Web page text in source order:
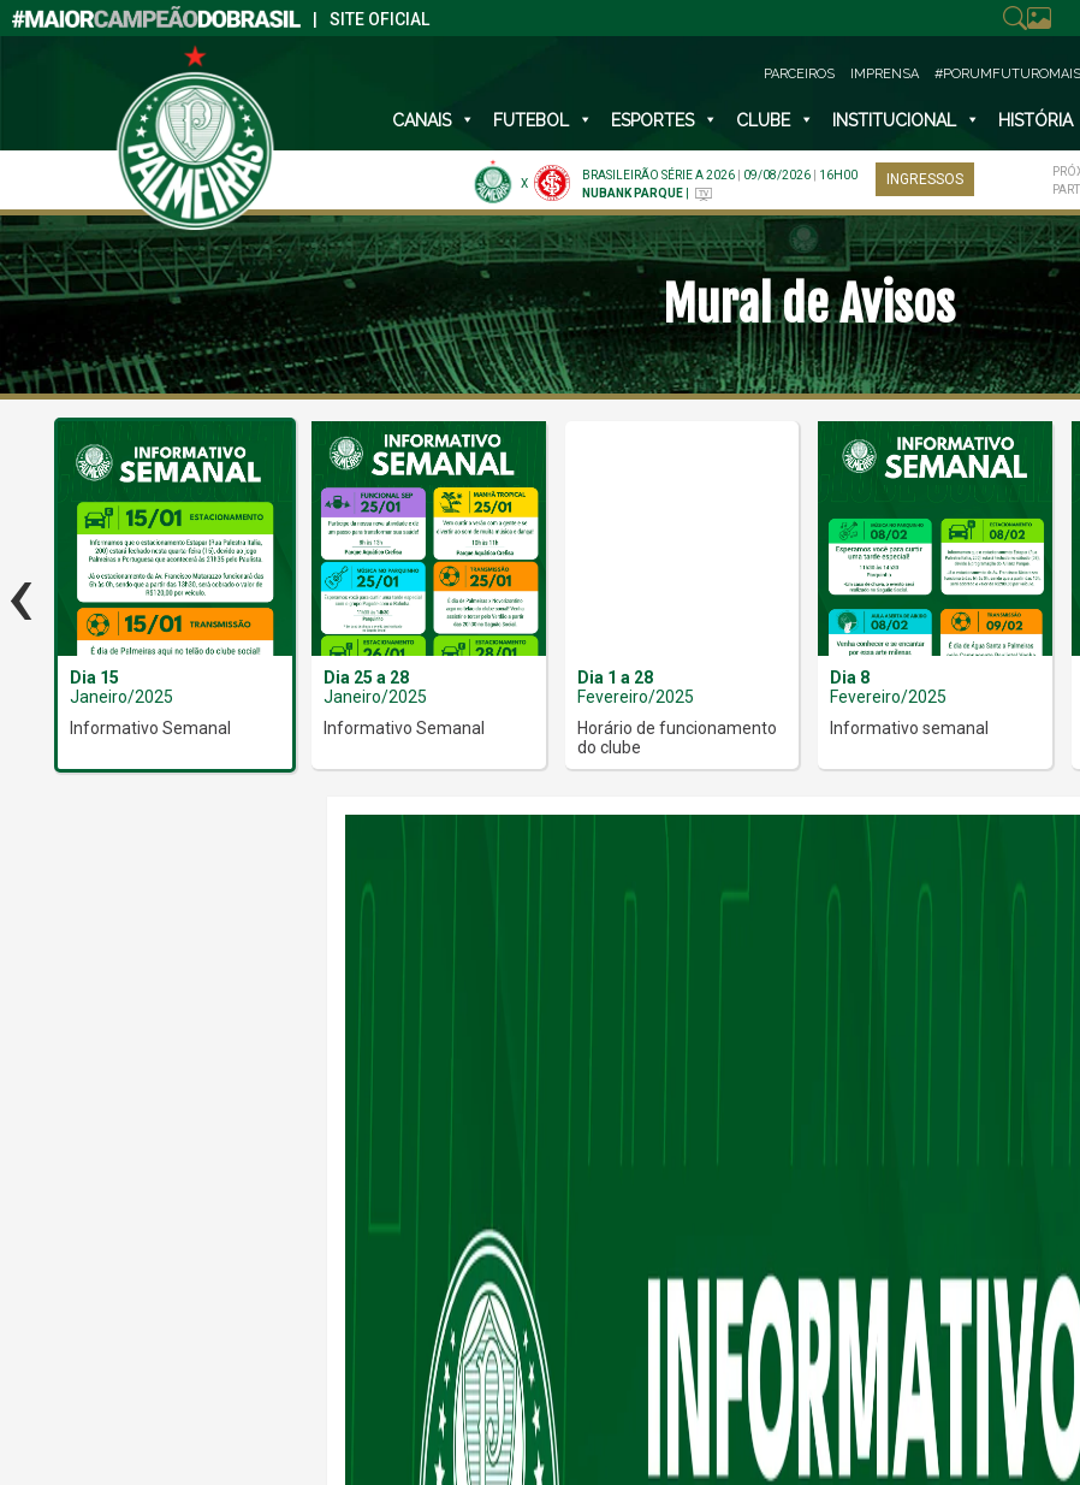
SITE OFICIAL
PARCEIROS IMPRENSA
CANAIS FUTEBOL ESPORTES CLUBE INSTITUCIONAL HISTÓRIA
X
BRASILEIRÃO SÉRIE A 2026 09/08/2026
16H00
NUBANK PARQUE
INGRESSOS
Mural de Avisos
Dia 15
Janeiro/2025
Informativo Semanal
Dia 25 a 28
Janeiro/2025
Informativo Semanal
Dia 1 a 28
Fevereiro/2025
Horário de funcionamento
do clube
Dia 8
Fevereiro/2025
Informativo semanal
‹